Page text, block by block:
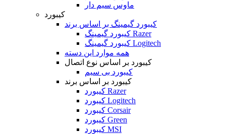
ماوس سیم دار
کیبورد
کیبورد گیمینگ بر اساس برند
کیبورد گیمینگ Razer
کیبورد گیمینگ Logitech
همه موارد این دسته
کیبورد بر اساس نوع اتصال
کیبورد بی سیم
کیبورد بر اساس برند
کیبورد Razer
کیبورد Logitech
کیبورد Corsair
کیبورد Green
کیبورد MSI